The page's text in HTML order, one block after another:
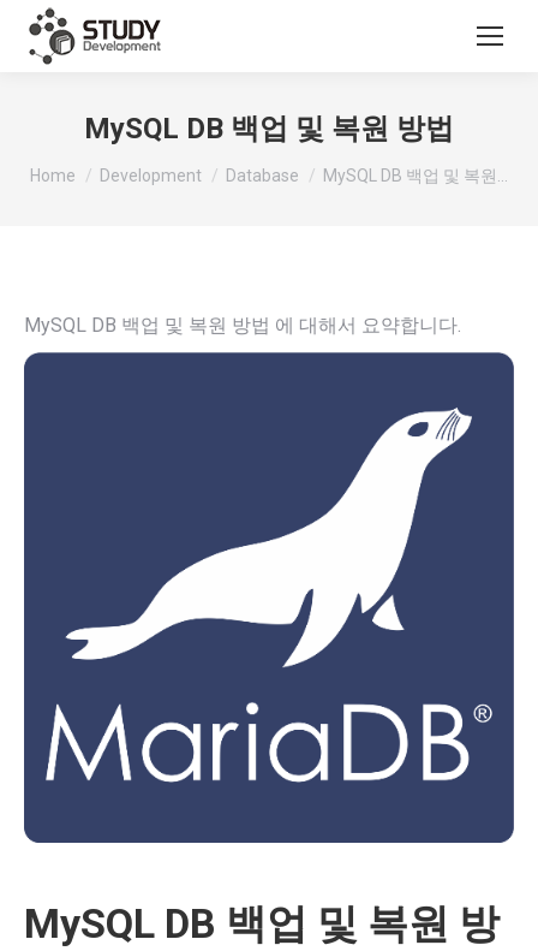
MySQL DB 백업 및 복원 방법
You are here:
Home Development Database MySQL DB 백업 및 복원…
MySQL DB 백업 및 복원 방법 에 대해서 요약합니다.
MySQL DB 백업 및 복원 방